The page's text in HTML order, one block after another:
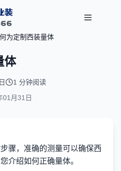
为定制西装量体
体
1 分钟阅读
01月31日
骤，准确的测量可以确保西
介绍如何正确量体。